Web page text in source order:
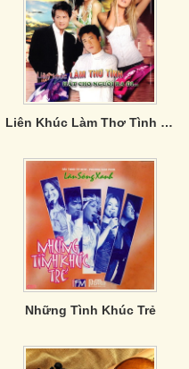
Liên Khúc Làm Thơ Tình - Hát Cho người Ra Đi
Những Tình Khúc Trẻ